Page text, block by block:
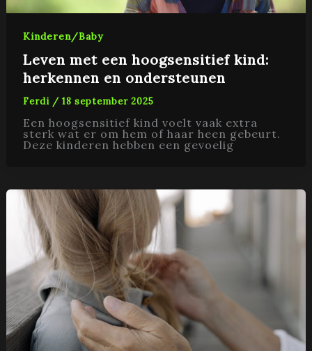
Kinderen/Baby
Leven met een hoogsensitief kind:
herkennen en ondersteunen
Ferdi / 18 september 2025
Een hoogsensitief kind voelt vaak extra
sterk wat er om hem of haar heen gebeurt.
Deze kinderen hebben een gevoelig